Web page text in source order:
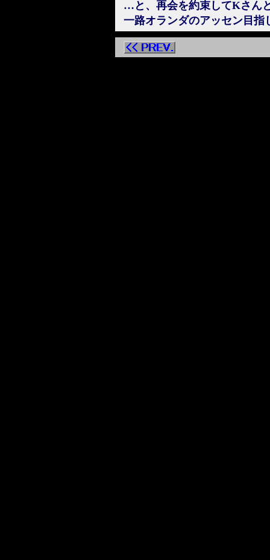
…と、再会を約束してKさん
一路オランダのアッセン目指